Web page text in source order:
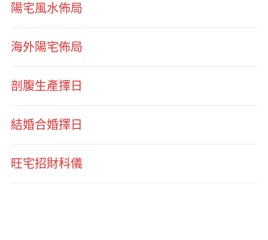
陽宅風水佈局
海外陽宅佈局
剖腹生產擇日
結婚合婚擇日
旺宅招財科儀